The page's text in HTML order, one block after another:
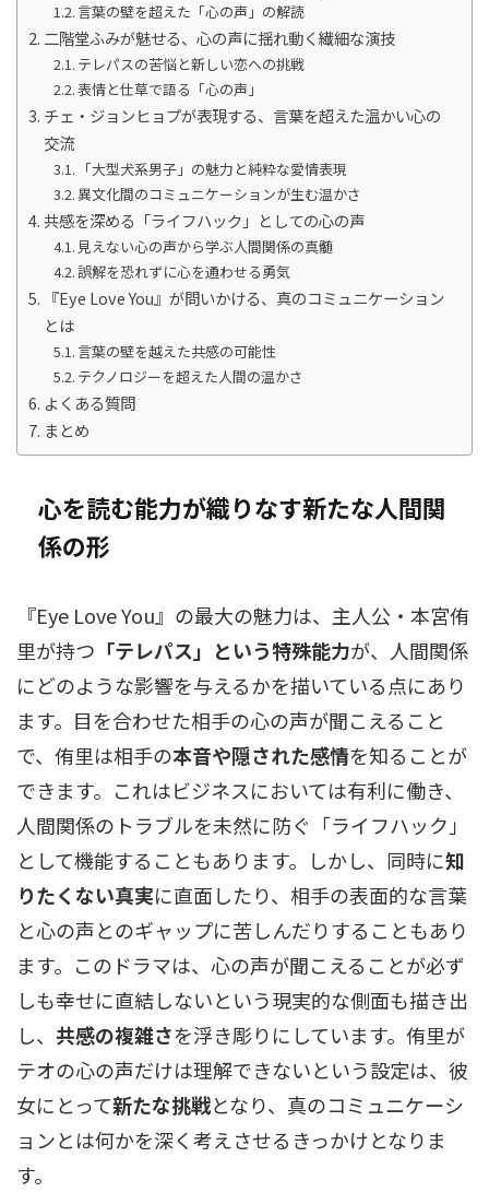
言葉の壁を超えた「心の声」の解読
二階堂ふみが魅せる、心の声に揺れ動く繊細な演技
テレパスの苦悩と新しい恋への挑戦
表情と仕草で語る「心の声」
チェ・ジョンヒョプが表現する、言葉を超えた温かい心の
交流
「大型犬系男子」の魅力と純粋な愛情表現
異文化間のコミュニケーションが生む温かさ
共感を深める「ライフハック」としての心の声
見えない心の声から学ぶ人間関係の真髄
誤解を恐れずに心を通わせる勇気
『Eye Love You』が問いかける、真のコミュニケーション
とは
言葉の壁を越えた共感の可能性
テクノロジーを超えた人間の温かさ
よくある質問
まとめ
心を読む能力が織りなす新たな人間関
係の形
『Eye Love You』の最大の魅力は、主人公・本宮侑
里が持つ 「テレパス」という特殊能力が、人間関係
にどのような影響を与えるかを描いている点にあり
ます。目を合わせた相手の心の声が聞こえること
で、侑里は相手の本音や隠された感情を知ることが
できます。これはビジネスにおいては有利に働き、
人間関係のトラブルを未然に防ぐ「ライフハック」
として機能することもあります。しかし、同時に知
りたくない真実に直面したり、相手の表面的な言葉
と心の声とのギャップに苦しんだりすることもあり
ます。このドラマは、心の声が聞こえることが必ず
しも幸せに直結しないという現実的な側面も描き出
し、 共感の複雑さを浮き彫りにしています。侑里が
テオの心の声だけは理解できないという設定は、彼
女にとって新たな挑戦となり、真のコミュニケーシ
ョンとは何かを深く考えさせるきっかけとなりま
す。